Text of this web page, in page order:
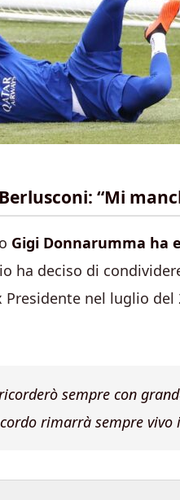
“Mi
Gigi Donnarumma ha
ha deciso di
Presidente nel luglio del
sempre con
rimarrà sempre vivo